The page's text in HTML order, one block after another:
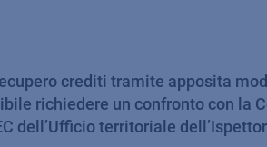
crediti tramite apposita
richiedere un confronto con la
dell’Ufficio territoriale